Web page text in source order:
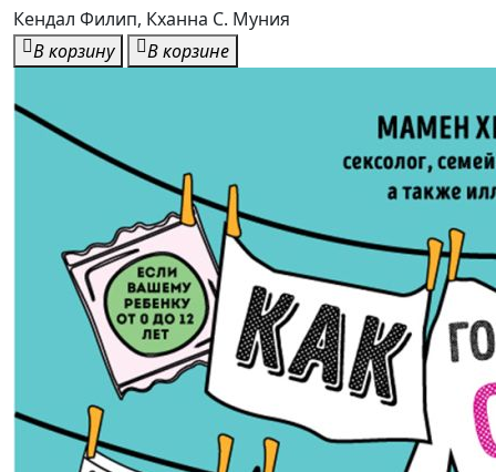
Кендал Филип, Кханна С. Муния
В корзину
В корзине